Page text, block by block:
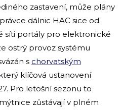
zastavení, může plány
dálnic HAC sice od
síti portály pro elektronické
ostrý provoz systému
s chorvatským
klíčová ustanovení
Pro letošní sezonu to
zůstávají v plném